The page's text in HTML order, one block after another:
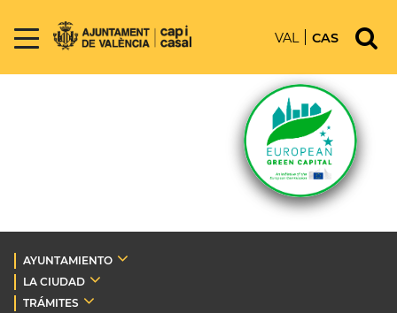
VAL CAS
AYUNTAMIENTO
LA CIUDAD
TRÁMITES